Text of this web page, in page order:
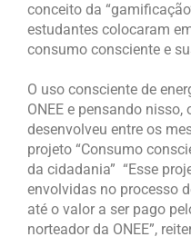
conceito da
estudantes colocaram
consumo consciente e
O uso consciente de
ONEE e pensando
desenvolveu entre os
projeto “Consumo
da cidadania” “Esse
envolvidas no processo
até o valor a ser pago
norteador da ONEE”,